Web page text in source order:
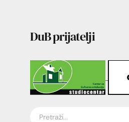
DuB prijatelji